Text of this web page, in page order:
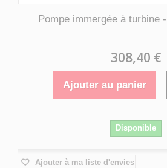
Pompe immergée à turbine
308,40 €
Ajouter au panier
Disponible
Ajouter à ma liste d'envies